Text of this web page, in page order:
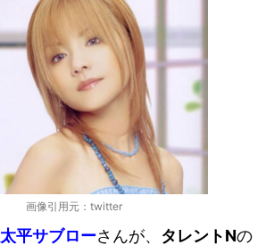
画像引用元：twitter
太平サブローさんが、 タレントNの